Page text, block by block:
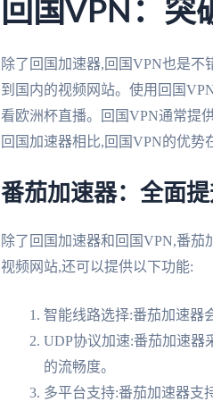
回国VPN：突
除了回国加速器,回国VPN也是不
到国内的视频网站。使用回国
看欧洲杯直播。回国VPN通常提
回国加速器相比,回国VPN的优势
番茄加速器：全面
除了回国加速器和回国VPN,番
视频网站,还可以提供以下功能:
智能线路选择:番茄加速器
UDP协议加速:番茄加速器
的流畅度。
多平台支持:番茄加速器支